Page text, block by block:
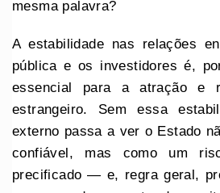
mesma palavra?
A estabilidade nas relações
pública e os investidores é,
essencial para a atração e
estrangeiro. Sem essa
externo passa a ver o Estado
confiável, mas como um
precificado — e, regra geral,